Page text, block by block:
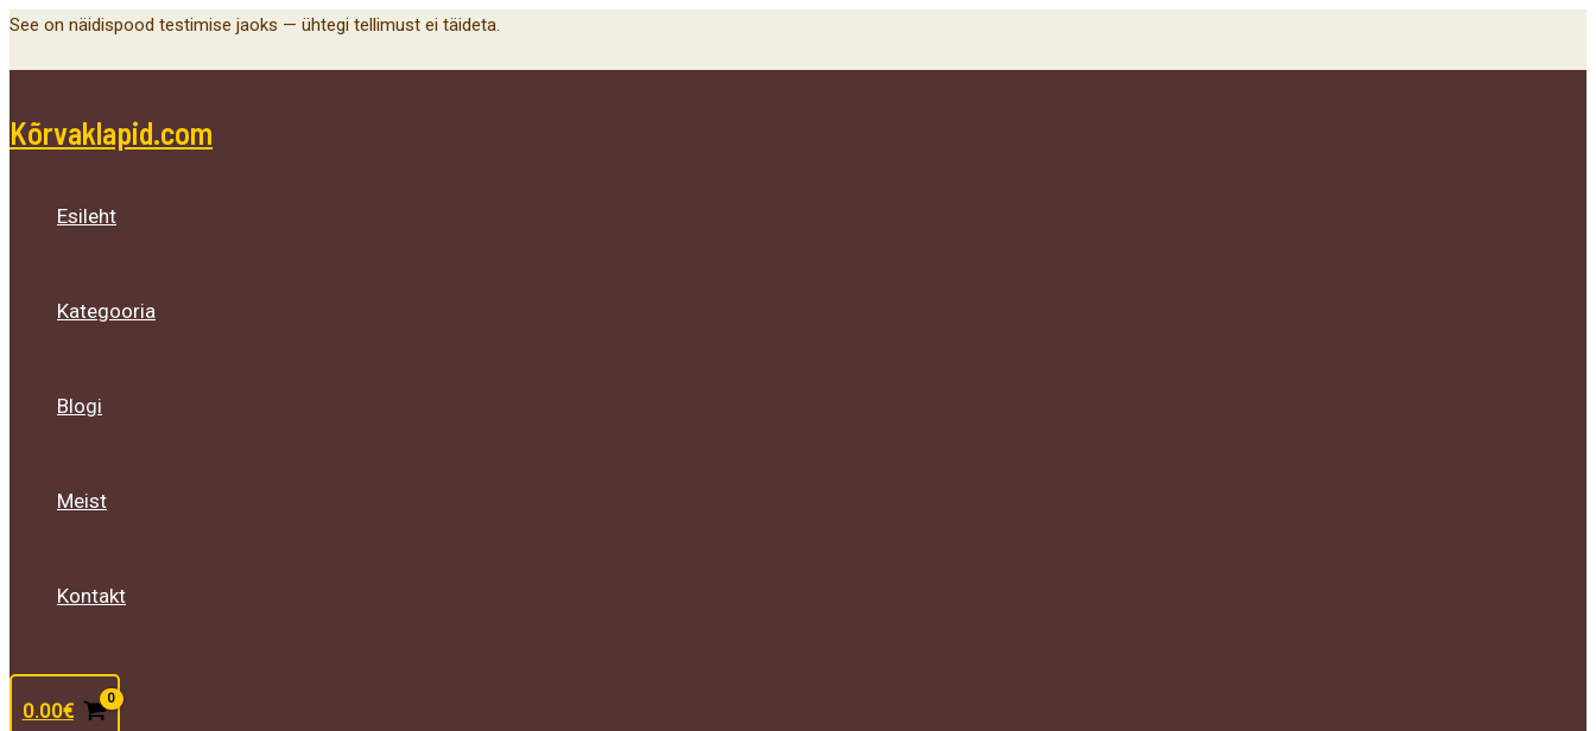
Skip
See on näidispood testimise jaoks — ühtegi tellimust ei täideta.
Kõrvaklapid.com
Esileht
Kategooria
Blogi
Meist
Kontakt
0.00€
Menu
Toggle
Menu
Toggle
Menu
Toggle